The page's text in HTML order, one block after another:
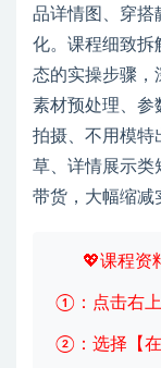
品详情图、穿搭
化。课程细致拆
态的实操步骤，
素材预处理、参
拍摄、不用模特
草、详情展示类
带货，大幅缩减
💖课程资
①：点击右上
②：选择【在